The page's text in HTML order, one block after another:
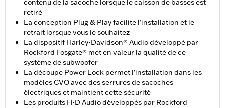
contenu de la sacoche lorsque le caisson de basses est
retiré
La conception Plug & Play facilite l’installation et le
retrait lorsque vous le souhaitez
La dispositif Harley-Davidson® Audio développé par
Rockford Fosgate® met en valeur la qualité de ce
système de subwoofer
La découpe Power Lock permet l'installation dans les
modèles CVO avec des serrures de sacoches
électriques et maintient cette sécurité
Les produits H-D Audio développés par Rockford